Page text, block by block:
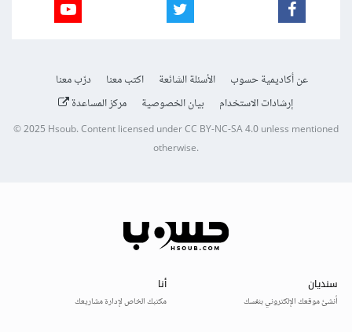
عن أكاديمية حسوب الأسئلة الشائعة اكتب معنا
درّب معنا
إرشادات الاستخدام
بيان الخصوصية مركز المساعدة
© 2025Hsoub.Content licensed underCC BY-NC-SA 4.0unless mentioned
otherwise.